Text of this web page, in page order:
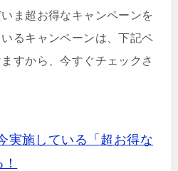
ま超お得なキャンペーンを
るキャンペーンは、下記ペ
すから、今すぐチェックさ
実施している「超お得な